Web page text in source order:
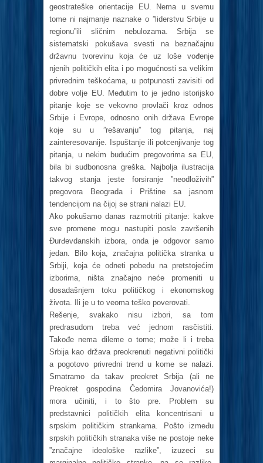
geostrateške orientacije EU. Nema u svemu
tome ni najmanje naznake o ”liderstvu Srbije u
regionu”ili sličnim nebulozama. Srbija se
sistematski pokušava svesti na beznačajnu
državnu tvorevinu koja će uz loše vođenje
njenih političkih elita i po mogućnosti sa velikim
privrednim teškoćama, u potpunosti zavisiti od
dobre volje EU. Međutim to je jedno istorijsko
pitanje koje se vekovno provlači kroz odnos
Srbije i Evrope, odnosno onih država Evrope
koje su u ”rešavanju” tog pitanja, naj
zainteresovanije. Ispuštanje ili potcenjivanje tog
pitanja, u nekim budućim pregovorima sa EU,
bila bi sudbonosna greška. Najbolja ilustracija
takvog stanja jeste forsiranje ”neodloživih”
pregovora Beograda i Prištine sa jasnom
tendencijom na čijoj se strani nalazi EU.
Ako pokušamo danas razmotriti pitanje: kakve
sve promene mogu nastupiti posle završenih
Đurđevdanskih izbora, onda je odgovor samo
jedan. Bilo koja, značajna politička stranka u
Srbiji, koja će odneti pobedu na pretstojećim
izborima, ništa značajno neće promeniti u
dosadašnjem toku političkog i ekonomskog
života. Ili je u to veoma teško poverovati.
Rešenje, svakako nisu izbori, sa tom
predrasudom treba već jednom rasčistiti.
Takođe nema dileme o tome; može li i treba
Srbija kao država preokrenuti negativni politički
a pogotovo privredni trend u kome se nalazi.
Smatramo da takav preokret Srbija (ali ne
Preokret gospodina Čedomira Jovanovića!)
mora učiniti, i to što pre. Problem su
predstavnici političkih elita koncentrisani u
srpskim političkim strankama. Pošto između
srpskih političkih stranaka više ne postoje neke
”značajne ideološke razlike”, izuzeci su